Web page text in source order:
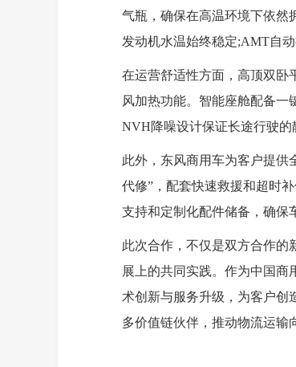
气瓶，确保在高温环境下依然
发动机水温始终稳定;AMT自
在运营舒适性方面，高顶双卧
风加热功能。智能座舱配备一
NVH降噪设计保证长途行驶的
此外，东风商用车为客户提供
代修”，配套快速救援和超时
支持和定制化配件储备，确保
此次合作，不仅是双方合作的
展上的共同实践。作为中国商
术创新与服务升级，为客户创
多价值链伙伴，推动物流运输